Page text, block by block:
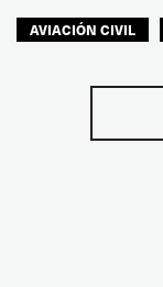
AVIACIÓN CIVIL